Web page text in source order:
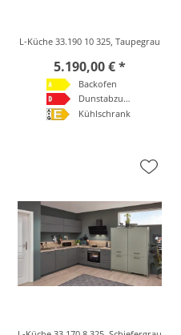
L-Küche 33.190 10 325, Taupegrau
5.190,00 € *
Backofen
Dunstabzugshaube
Kühlschrank